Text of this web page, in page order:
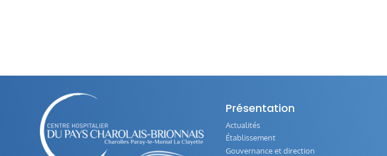
Présentation
Actualités
Établissement
Gouvernance et direction